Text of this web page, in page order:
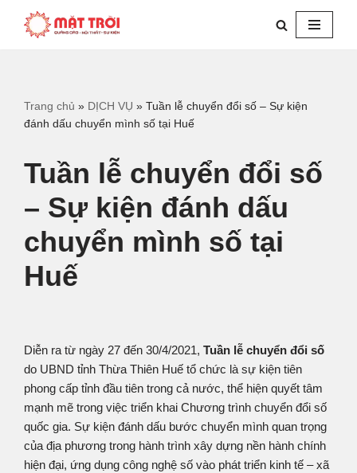
Chuyển
dungTrang chủ » DỊCH VỤ » Tuần lễ chuyển đổi số – Sự kiện
đánh dấu chuyển mình số tại Huế
Tuần lễ chuyển đổi số
– Sự kiện đánh dấu
chuyển mình số tại
Huế
Diễn ra từ ngày 27 đến 30/4/2021, Tuần lễ chuyển đổi số
do UBND tỉnh Thừa Thiên Huế tổ chức là sự kiện tiên
phong cấp tỉnh đầu tiên trong cả nước, thể hiện quyết tâm
mạnh mẽ trong việc triển khai Chương trình chuyển đổi số
quốc gia. Sự kiện đánh dấu bước chuyển mình quan trọng
của địa phương trong hành trình xây dựng nền hành chính
hiện đại, ứng dụng công nghệ số vào phát triển kinh tế – xã